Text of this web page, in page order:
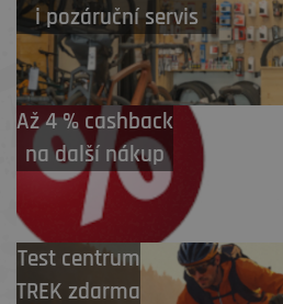
i pozáruční servis
Až 4 % cashback
na další nákup
Test centrum
TREK zdarma